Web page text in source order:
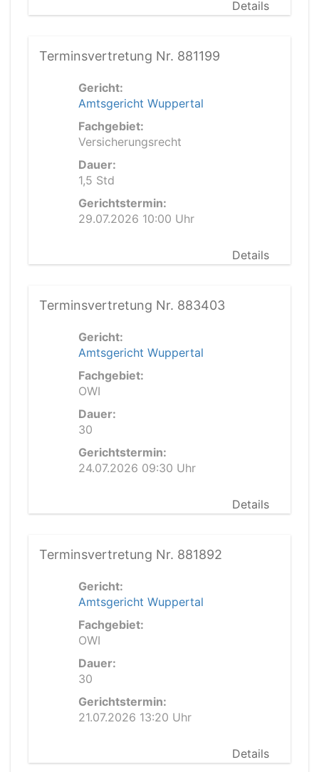
Details
Terminsvertretung Nr. 881199
Gericht:
Amtsgericht Wuppertal
Fachgebiet:
Versicherungsrecht
Dauer:
1,5 Std
Gerichtstermin:
29.07.2026 10:00 Uhr
Details
Terminsvertretung Nr. 883403
Gericht:
Amtsgericht Wuppertal
Fachgebiet:
OWI
Dauer:
30
Gerichtstermin:
24.07.2026 09:30 Uhr
Details
Terminsvertretung Nr. 881892
Gericht:
Amtsgericht Wuppertal
Fachgebiet:
OWI
Dauer:
30
Gerichtstermin:
21.07.2026 13:20 Uhr
Details